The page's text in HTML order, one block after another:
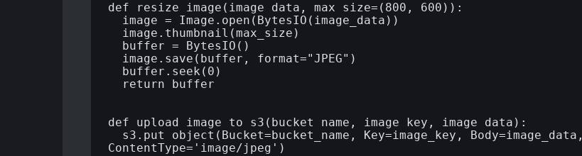
def resize_image(image_data, max_size=(800, 600)):
image = Image.open(BytesIO(image_data))
image.thumbnail(max_size)
buffer = BytesIO()
image.save(buffer, format="JPEG")
buffer.seek(0)
return buffer
def upload_image_to_s3(bucket_name, image_key, image_data):
s3.put_object(Bucket=bucket_name, Key=image_key, Body=image_data,
ContentType='image/jpeg')